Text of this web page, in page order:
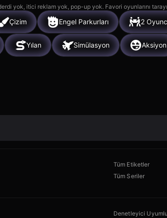
yok, itici reklam yok, pop-up yok. Favori oyunlarını
Çizim Engel Parkurları 2
Yılan Simülasyon Aksiyon
Tüm Etiketler
Tüm Seriler
Denetleyici Uyumlu